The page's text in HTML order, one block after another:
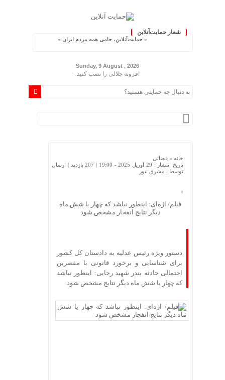
شعار حمایت‌آنلاین
« حمایت‌آنلاین، حامی همه مردم ایران »
Sunday, 9 August , 2026
افزونه جلالی را نصب کنید.
خانه » قضائی
تاریخ انتشار : 29 آوریل 2025 - 19:00 |
207 بازدید
| ارسال
توسط : مشرق نیوز
فیلم/ اژه‌ای: اینطور نباشد که چهار یا شش ماه
دیگر نتایج انفجار مشخص شود
دستور ویژه رئیس عدلیه به دادستان کل کشور
برای شناسایی و برخورد قانونی با مقصرین
احتمالی حادثه بندر شهید رجایی: اینطور نباشد
که چهار یا شش ماه دیگر نتایج مشخص شود.